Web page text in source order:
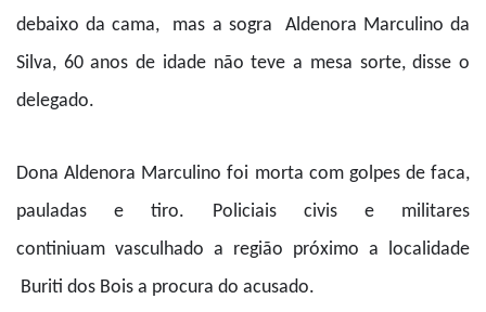
debaixo da cama, mas a sogra Aldenora Marculino da
Silva, 60 anos de idade não teve a mesa sorte, disse o
delegado.
Dona Aldenora Marculino foi morta com golpes de faca,
pauladas e tiro. Policiais civis e militares
continiuam vasculhado a região próximo a localidade
Buriti dos Bois a procura do acusado.